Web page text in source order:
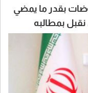
بقدر ما يمضي
نقبل بمطالبه